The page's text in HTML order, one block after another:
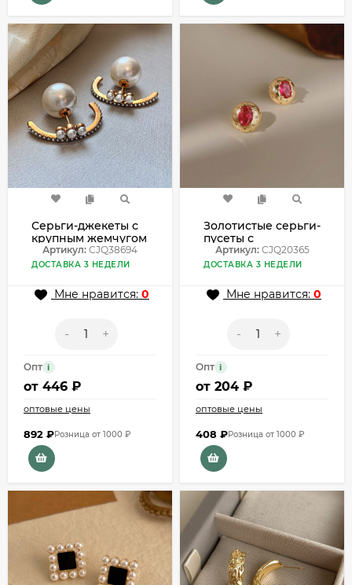
Серьги-джекеты с
крупным жемчугом
CJQ38694
Артикул: CJQ38694
ДОСТАВКА 3 НЕДЕЛИ
Мне нравится: 0
- +
Опт i
от 446 ₽
оптовые цены
892 ₽Розница от 1000 ₽
Золотистые серьги-
пусеты с
рубиновым
центром CJQ20365
Артикул:CJQ20365
ДОСТАВКА 3 НЕДЕЛИ
Мне нравится: 0
- +
Опт i
от 204 ₽
оптовые цены
408 ₽Розница от 1000 ₽